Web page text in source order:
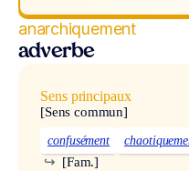
anarchiquement
adverbe
Sens principaux
[Sens commun]
confusément
[Fam.]
↪